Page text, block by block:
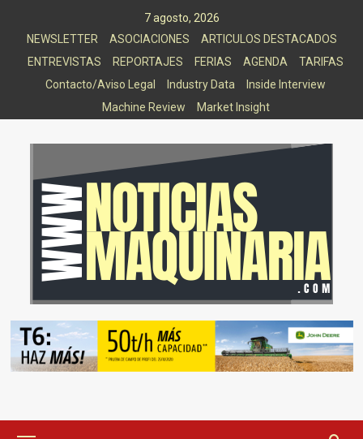
7 agosto, 2026
NEWSLETTER
ASOCIACIONES
ARTICULOS DESTACADOS
ENTREVISTAS
REPORTAJES FERIAS AGENDA
TARIFAS
Contacto/Aviso Legal
Industry Data
Inside Interview
Machine Review
Market Insight